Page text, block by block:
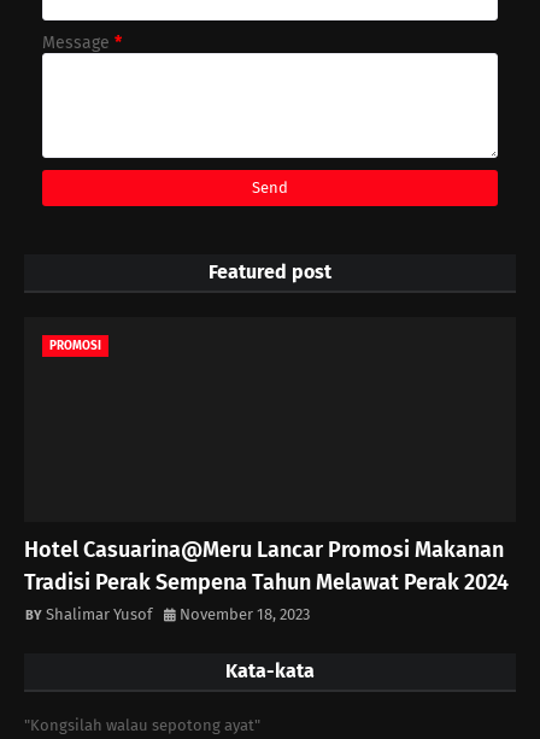
Message *
Featured post
PROMOSI
Hotel Casuarina@Meru Lancar Promosi Makanan
Tradisi Perak Sempena Tahun Melawat Perak 2024
Shalimar Yusof November 18, 2023
Kata-kata
"Kongsilah walau sepotong ayat"